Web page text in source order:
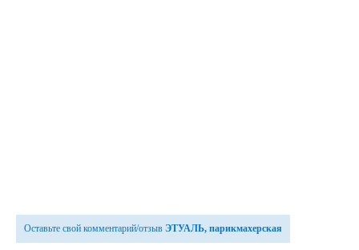
Оставьте свой комментарий/отзыв ЭТУАЛЬ, парикмахерская